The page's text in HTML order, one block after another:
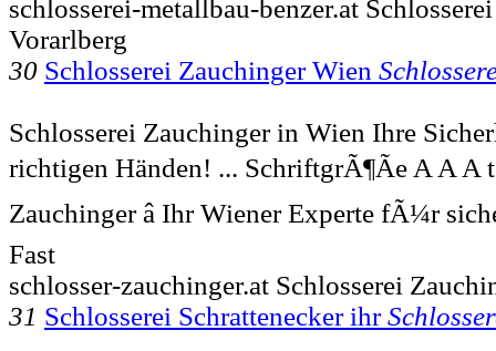
schlosserei-metallbau-benzer.at
Vorarlberg
30 Schlosserei Zauchinger Wien
Schlosserei Zauchinger in Wien Ihre
richtigen Händen! ... SchriftgrÃ¶Ãe A A A
Zauchinger â Ihr Wiener Experte fÃ¼r
Fast
schlosser-zauchinger.at Schlosserei
31 Schlosserei Schrattenecker ihr